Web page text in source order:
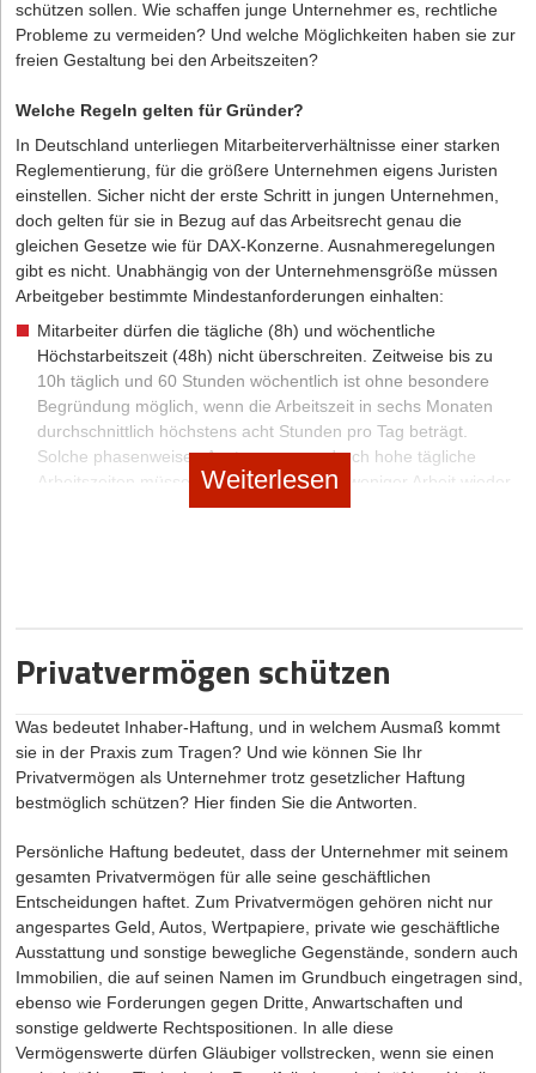
Die Autorin: Elishewa Patterson-Baysal ist Rechtsanwältin
Rechtsanwaltsgesellschaft mbH. Sie ist zudem
nicht retten. Helfen könnte dann im Einzelfall etwa noch eine
wirksame Verschlüsselung der übertragenen Daten.
Datenschutzniveau sicherzustellen. So kann eine Verschlüsselung
in Kombination mit den Standardvertragsklauseln helfen, im
Einzelfall können auch Einwilligungen der Betroffenen eine
taugliche Grundlage sein.
6. Findet sich kein anderes, gutes Mittel, muss die
Datenübermittlung gestoppt werden und die Daten abroad müssen
zurückgeholt werden. Geschieht dies nicht, drohen Beschwerden,
Klagen und gar schmerzhafte Bußgelder. Die
Datenschutzaufsichtsbehörden legen gerade ihren Fokus auf
dieses Thema und greifen zunehmend auch zu schmerzhaft
hohen Bußgeldern.
Und was bedeutet dies nun ganz konkret?
Du musst aktiv werden, US-Transfers identifizieren und entweder
Loschelder Rechtsanwälte
schützen sollen. Wie schaffen junge Unternehmer es, rechtliche
Probleme zu vermeiden? Und welche Möglichkeiten haben sie zur
freien Gestaltung bei den Arbeitszeiten?
Welche Regeln gelten für Gründer?
In Deutschland unterliegen Mitarbeiterverhältnisse einer starken
Reglementierung, für die größere Unternehmen eigens Juristen
einstellen. Sicher nicht der erste Schritt in jungen Unternehmen,
doch gelten für sie in Bezug auf das Arbeitsrecht genau die
gleichen Gesetze wie für DAX-Konzerne. Ausnahmeregelungen
gibt es nicht. Unabhängig von der Unternehmensgröße müssen
Arbeitgeber bestimmte Mindestanforderungen einhalten:
Mitarbeiter dürfen die tägliche (8h) und wöchentliche
Höchstarbeitszeit (48h) nicht überschreiten. Zeitweise bis zu
10h täglich und 60 Stunden wöchentlich ist ohne besondere
Begründung möglich, wenn die Arbeitszeit in sechs Monaten
durchschnittlich höchstens acht Stunden pro Tag beträgt.
Solche phasenweisen Anstrengungen durch hohe tägliche
Arbeitszeiten müssen also zeitnah durch weniger Arbeit wieder
ausgeglichen werden.
müssen mindestens ununterbrochen 11 Stunden liegen (mit
Ausnahmen in einzelnen Branchen und bei Bereitschaft).
Für Sonn- und Feiertage gilt ein Beschäftigungsverbot,
ebenfalls mit branchenspezifischen Ausnahmen.
Für Gründer ist es ratsam, sich mit dem Wachsen der Firma
denn es können spürbare Strafen drohen. Die gesetzliche
Grundlage kann man zunächst im Arbeitszeitgesetz nachlesen.
Vorsicht jedoch vor der eigenständigen Auslegung, das kann nach
hinten losgehen. Die bessere Wahl, um sich einen Überblick zu
verschaffen, sind
zuverlässige Internetquellen aus Fachkreisen
Wer einen konkreten Fall klären will oder generell Lösungen für
sein Unternehmen schaffen möchte, wendet sich am besten an
einen Fachanwalt für Arbeitsrecht.
Weiterlesen
Privatvermögen schützen
Was bedeutet Inhaber-Haftung, und in welchem Ausmaß kommt
sie in der Praxis zum Tragen? Und wie können Sie Ihr
Privatvermögen als Unternehmer trotz gesetzlicher Haftung
bestmöglich schützen? Hier finden Sie die Antworten.
Persönliche Haftung bedeutet, dass der Unternehmer mit seinem
gesamten Privatvermögen für alle seine geschäftlichen
Entscheidungen haftet. Zum Privatvermögen gehören nicht nur
angespartes Geld, Autos, Wertpapiere, private wie geschäftliche
Ausstattung und sonstige bewegliche Gegenstände, sondern auch
Immobilien, die auf seinen Namen im Grundbuch eingetragen sind,
ebenso wie Forderungen gegen Dritte, Anwartschaften und
sonstige geldwerte Rechtspositionen. In alle diese
Vermögenswerte dürfen Gläubiger vollstrecken, wenn sie einen